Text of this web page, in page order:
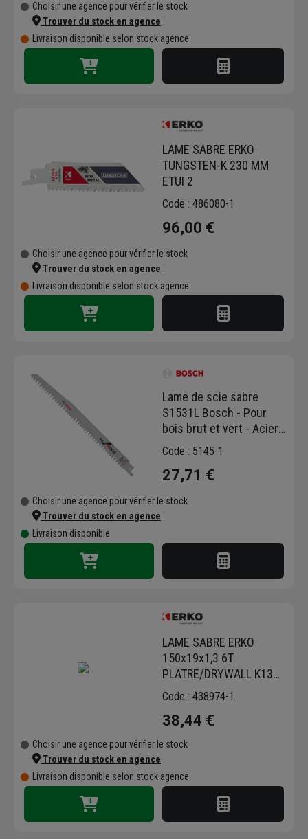
Choisir une agence pour vérifier le stock
Trouver du stock en agence
Livraison disponible selon stock agence
LAME SABRE ERKO
TUNGSTEN-K 230 MM
ETUI 2
Code : 486080-1
96,00 €
Choisir une agence pour vérifier le stock
Trouver du stock en agence
Livraison disponible selon stock agence
Lame de scie sabre
S1531L Bosch - Pour
bois brut et vert - Acier -
Longueur 240 mm - Lot
Code : 5145-1
27,71 €
Choisir une agence pour vérifier le stock
Trouver du stock en agence
Livraison disponible
LAME SABRE ERKO
150x19x1,3 6T
PLATRE/DRYWALL K13
ETUI 5
Code : 438974-1
38,44 €
Choisir une agence pour vérifier le stock
Trouver du stock en agence
Livraison disponible selon stock agence